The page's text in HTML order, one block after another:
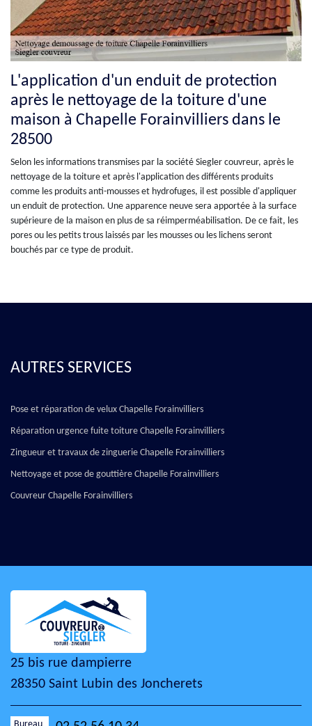
L'application d'un enduit de protection
après le nettoyage de la toiture d'une
maison à Chapelle Forainvilliers dans le
28500
Selon les informations transmises par la société Siegler couvreur, après le
nettoyage de la toiture et après l'application des différents produits
comme les produits anti-mousses et hydrofuges, il est possible d'appliquer
un enduit de protection. Une apparence neuve sera apportée à la surface
supérieure de la maison en plus de sa réimperméabilisation. De ce fait, les
pores ou les petits trous laissés par les mousses ou les lichens seront
bouchés par ce type de produit.
AUTRES SERVICES
Pose et réparation de velux Chapelle Forainvilliers
Réparation urgence fuite toiture Chapelle Forainvilliers
Zingueur et travaux de zinguerie Chapelle Forainvilliers
Nettoyage et pose de gouttière Chapelle Forainvilliers
Couvreur Chapelle Forainvilliers
25 bis rue dampierre
28350 Saint Lubin des Joncherets